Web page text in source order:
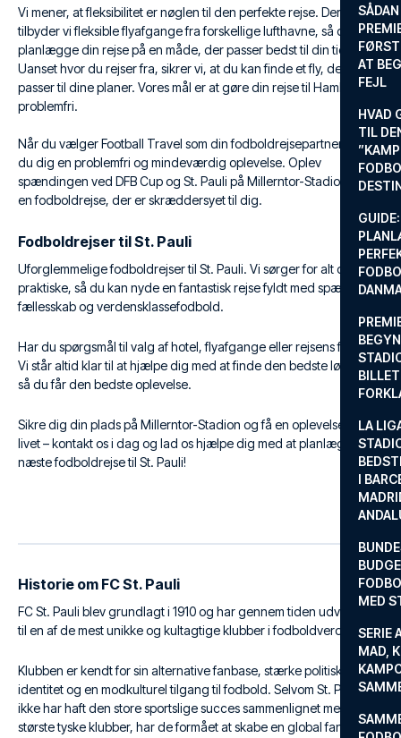
AT
FEJL
HVAD
TIL
LA
I
MED
SERIE
MAD,
Vi mener, at fleksibilitet er nøglen til den perfekte rejse. Derfor
tilbyder vi fleksible flyafgange fra forskellige lufthavne, så du kan
planlægge din rejse på en måde, der passer bedst til din tidsplan.
Uanset hvor du rejser fra, sikrer vi, at du kan finde et fly, der
passer til dine planer. Vores mål er at gøre din rejse til Hamburg
problemfri.
Når du vælger Football Travel som din fodboldrejsepartner, sikrer
du dig en problemfri og mindeværdig oplevelse. Oplev
spændingen ved DFB Cup og St. Pauli på Millerntor-Stadion med
en fodboldrejse, der er skræddersyet til dig.
Fodboldrejser til St. Pauli
Uforglemmelige fodboldrejser til St. Pauli. Vi sørger for alt det
praktiske, så du kan nyde en fantastisk rejse fyldt med spænding,
fællesskab og verdensklassefodbold.
Har du spørgsmål til valg af hotel, flyafgange eller rejsens forløb?
Vi står altid klar til at hjælpe dig med at finde den bedste løsning,
så du får den bedste oplevelse.
Sikre dig din plads på Millerntor-Stadion og få en oplevelse for
livet – kontakt os i dag og lad os hjælpe dig med at planlægge din
næste fodboldrejse til St. Pauli!
Historie om FC St. Pauli
FC St. Pauli blev grundlagt i 1910 og har gennem tiden udviklet sig
til en af de mest unikke og kultagtige klubber i fodboldverdenen.
Klubben er kendt for sin alternative fanbase, stærke politiske
identitet og en modkulturel tilgang til fodbold. Selvom St. Pauli
ikke har haft den store sportslige succes sammenlignet med de
største tyske klubber, har de formået at skabe en global fanbase,